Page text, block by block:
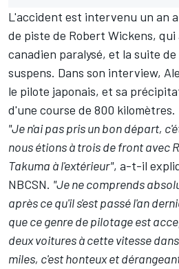
L'accident est intervenu un an
de piste de Robert Wickens, qui
canadien paralysé, et la suite
suspens. Dans son interview,
le pilote japonais, et sa
d'une course de 800 kilomètres.
"Je n'ai pas pris un bon départ,
nous étions à trois de front avec
Takuma à l'extérieur", a-t-il
NBCSN. "Je ne comprends
après ce qu'il s'est passé l'an
que ce genre de pilotage est
deux voitures à cette vitesse
miles, c'est honteux et